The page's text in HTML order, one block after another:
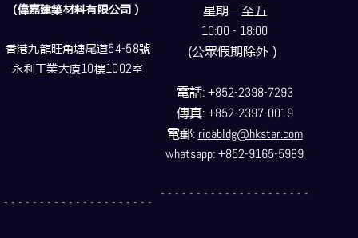
(偉嘉建築材料有限公司）
香港九龍旺角塘尾道54-58號
永利工業大廈10樓1002室
- - - - - - - - - - - - - - - - - - - - -
星期一至五
10:00 - 18:00
(公眾假期除外）
電話: +852-2398-7293
傳真: +852-2397-0019
電郵: ricabldg@hkstar.com
whatsapp: +852-9165-5989
- - - - - - - - - - - - - - - - - - - - -